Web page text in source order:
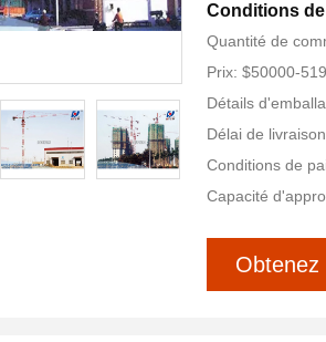
Conditions
Quantité de
Prix: $50000-
Détails
Délai de
Conditions de
Capacité
Obtenez